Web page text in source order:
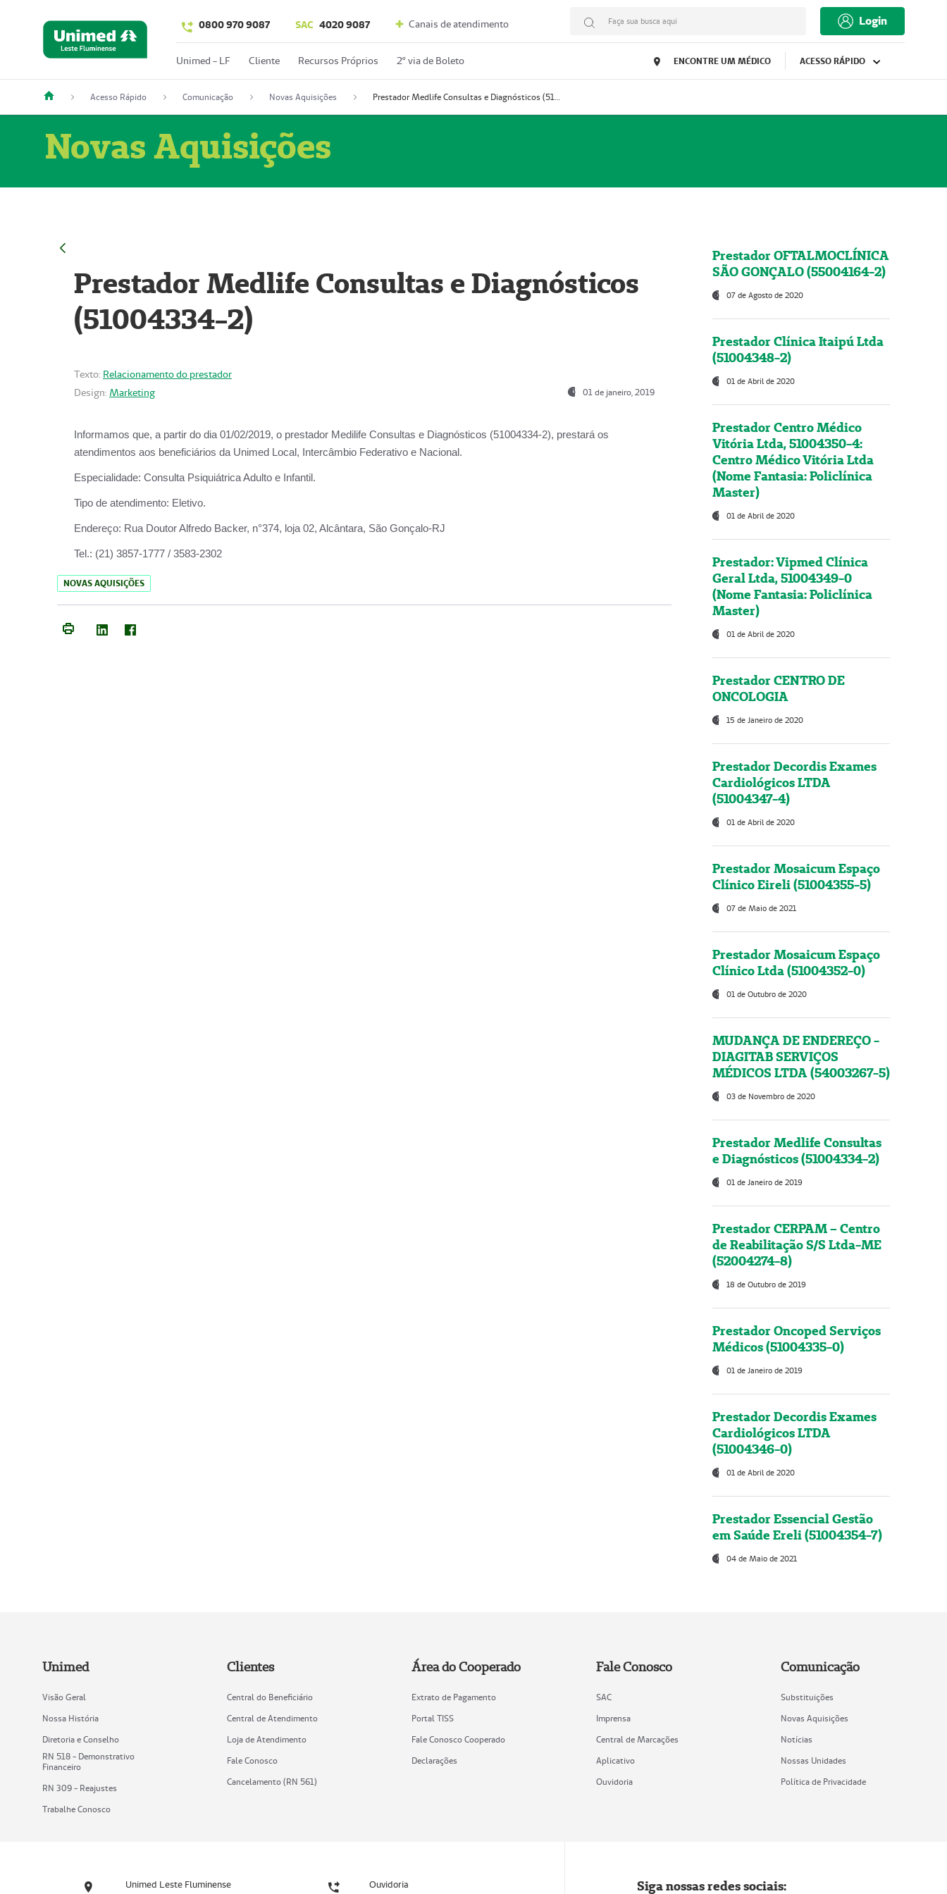
0800 970 9087 SAC 4020 9087 Canais de atendimento Faça sua busca aqui Login
Unimed - LF Cliente Recursos Próprios 2º via de Boleto ENCONTRE UM MÉDICO ACESSO RÁPIDO
Acesso Rápido Comunicação Novas Aquisições Prestador Medlife Consultas e Diagnósticos (51004334-2)
Novas Aquisições
Prestador Medlife Consultas e Diagnósticos
(51004334-2)
Texto: Relacionamento do prestador
Design: Marketing 01 de janeiro, 2019
Informamos que, a partir do dia 01/02/2019, o prestador Medilife Consultas e Diagnósticos (51004334-2), prestará os
atendimentos aos beneficiários da Unimed Local, Intercâmbio Federativo e Nacional.
Especialidade: Consulta Psiquiátrica Adulto e Infantil.
Tipo de atendimento: Eletivo.
Endereço: Rua Doutor Alfredo Backer, n°374, loja 02, Alcântara, São Gonçalo-RJ
Tel.: (21) 3857-1777 / 3583-2302
NOVAS AQUISIÇÕES
Prestador OFTALMOCLÍNICA
SÃO GONÇALO (55004164-2)
07 de Agosto de 2020
Prestador Clínica Itaipú Ltda
(51004348-2)
01 de Abril de 2020
Prestador Centro Médico
Vitória Ltda, 51004350-4:
Centro Médico Vitória Ltda
(Nome Fantasia: Policlínica
Master)
01 de Abril de 2020
Prestador: Vipmed Clínica
Geral Ltda, 51004349-0
(Nome Fantasia: Policlínica
Master)
01 de Abril de 2020
Prestador CENTRO DE
ONCOLOGIA
15 de Janeiro de 2020
Prestador Decordis Exames
Cardiológicos LTDA
(51004347-4)
01 de Abril de 2020
Prestador Mosaicum Espaço
Clínico Eireli (51004355-5)
07 de Maio de 2021
Prestador Mosaicum Espaço
Clínico Ltda (51004352-0)
01 de Outubro de 2020
MUDANÇA DE ENDEREÇO -
DIAGITAB SERVIÇOS
MÉDICOS LTDA (54003267-5)
03 de Novembro de 2020
Prestador Medlife Consultas
e Diagnósticos (51004334-2)
01 de Janeiro de 2019
Prestador CERPAM – Centro
de Reabilitação S/S Ltda-ME
(52004274-8)
18 de Outubro de 2019
Prestador Oncoped Serviços
Médicos (51004335-0)
01 de Janeiro de 2019
Prestador Decordis Exames
Cardiológicos LTDA
(51004346-0)
01 de Abril de 2020
Prestador Essencial Gestão
em Saúde Ereli (51004354-7)
04 de Maio de 2021
Unimed
Visão Geral
Nossa História
Diretoria e Conselho
RN 518 - Demonstrativo
Financeiro
RN 309 - Reajustes
Trabalhe Conosco
Clientes
Central do Beneficiário
Central de Atendimento
Loja de Atendimento
Fale Conosco
Cancelamento (RN 561)
Área do Cooperado
Extrato de Pagamento
Portal TISS
Fale Conosco Cooperado
Declarações
Fale Conosco
SAC
Imprensa
Central de Marcações
Aplicativo
Ouvidoria
Comunicação
Substituições
Novas Aquisições
Notícias
Nossas Unidades
Política de Privacidade
Unimed Leste Fluminense Ouvidoria Siga nossas redes sociais: